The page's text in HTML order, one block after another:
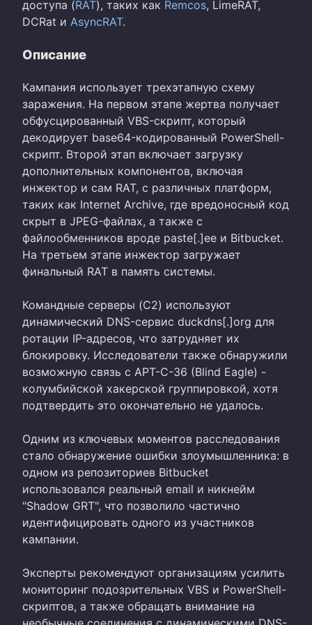
доступа (RAT), таких как Remcos, LimeRAT,
DCRat и AsyncRAT.
Описание
Кампания использует трехэтапную схему
заражения. На первом этапе жертва получает
обфусцированный VBS-скрипт, который
декодирует base64-кодированный PowerShell-
скрипт. Второй этап включает загрузку
дополнительных компонентов, включая
инжектор и сам RAT, с различных платформ,
таких как Internet Archive, где вредоносный код
скрыт в JPEG-файлах, а также с
файлообменников вроде paste[.]ee и Bitbucket.
На третьем этапе инжектор загружает
финальный RAT в память системы.
Командные серверы (C2) используют
динамический DNS-сервис duckdns[.]org для
ротации IP-адресов, что затрудняет их
блокировку. Исследователи также обнаружили
возможную связь с APT-C-36 (Blind Eagle) -
колумбийской хакерской группировкой, хотя
подтвердить это окончательно не удалось.
Одним из ключевых моментов расследования
стало обнаружение ошибки злоумышленника: в
одном из репозиториев Bitbucket
использовался реальный email и никнейм
"Shadow GRT", что позволило частично
идентифицировать одного из участников
кампании.
Эксперты рекомендуют организациям усилить
мониторинг подозрительных VBS и PowerShell-
скриптов, а также обращать внимание на